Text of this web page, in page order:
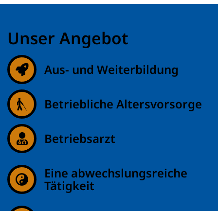
Unser Angebot
Aus- und Weiterbildung
Betriebliche Altersvorsorge
Betriebsarzt
Eine abwechslungsreiche
Tätigkeit